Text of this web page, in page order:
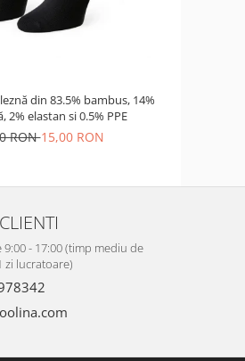
2% elastan si 0.5% PPE
RON15,00 RON
- 17:00 (timp mediu de
zi lucratoare)